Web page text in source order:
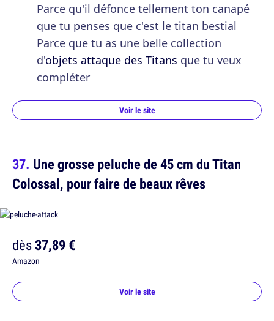
Parce qu'il défonce tellement ton canapé
que tu penses que c'est le titan bestial
Parce que tu as une belle collection
d'objets attaque des Titans que tu veux
compléter
Voir le site
Une grosse peluche de 45 cm du Titan
Colossal, pour faire de beaux rêves
dès37,89 €
Amazon
Voir le site